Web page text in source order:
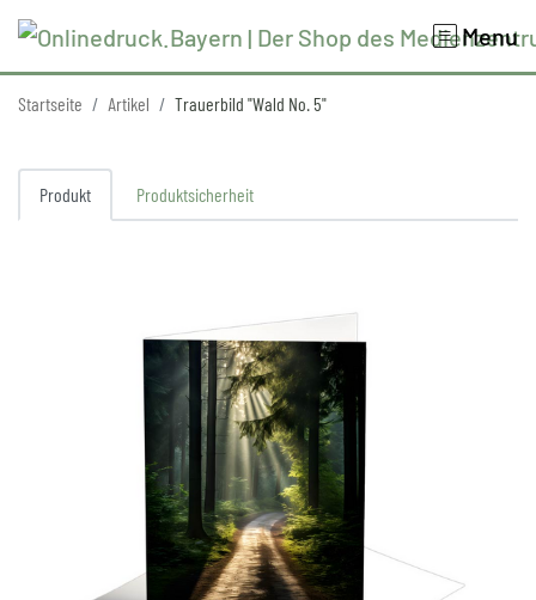
Menu
Startseite Artikel Trauerbild "Wald No. 5"
Produkt Produktsicherheit